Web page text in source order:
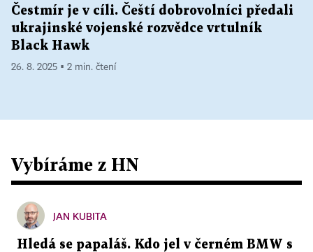
Čestmír je v cíli. Čeští dobrovolníci předali
ukrajinské vojenské rozvědce vrtulník
Black Hawk
26. 8. 2025 ▪ 2 min. čtení
Vybíráme z HN
JAN KUBITA
Hledá se papaláš. Kdo jel v černém BMW s